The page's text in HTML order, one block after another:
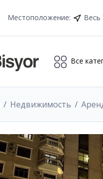
Местоположение: Весь
Все
Недвижимость